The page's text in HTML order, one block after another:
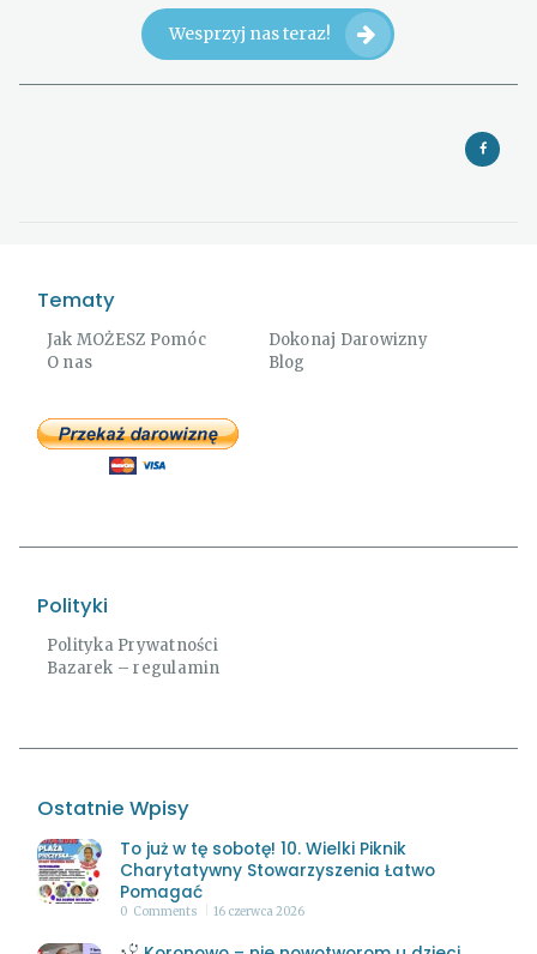
Wesprzyj nas teraz!
Tematy
Jak MOŻESZ Pomóc
Dokonaj Darowizny
O nas
Blog
Polityki
Polityka Prywatności
Bazarek – regulamin
Ostatnie Wpisy
To już w tę sobotę! 10. Wielki Piknik
Charytatywny Stowarzyszenia Łatwo
Pomagać
0 Comments 16 czerwca 2026